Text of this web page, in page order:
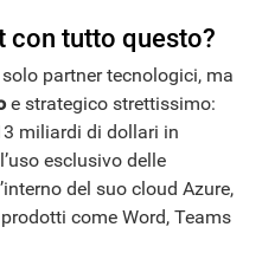
con tutto questo?
partner tecnologici, ma
e strategico strettissimo:
miliardi di dollari in
esclusivo delle
del suo cloud Azure,
come Word, Teams